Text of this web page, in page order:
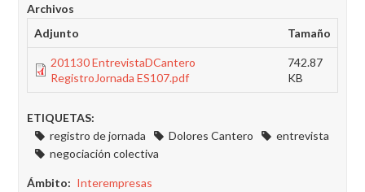
Archivos
Adjunto
Tamaño
201130 EntrevistaDCantero
RegistroJornada ES107.pdf
742.87
KB
ETIQUETAS:
registro de jornada
Dolores Cantero
entrevista
negociación colectiva
Ámbito Interempresas